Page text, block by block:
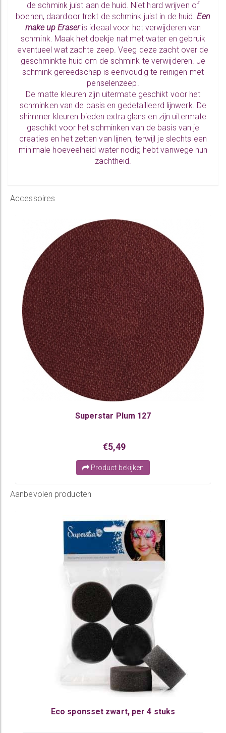
de schmink juist aan de huid. Niet hard wrijven of
boenen, daardoor trekt de schmink juist in de huid.Een
make up Eraseris ideaal voor het verwijderen van
schmink. Maak het doekje nat met water en gebruik
eventueel wat zachte zeep. Veeg deze zacht over de
geschminkte huid om de schmink te verwijderen. Je
schmink gereedschap is eenvoudig te reinigen met
penselenzeep.
De matte kleuren zijn uitermate geschikt voor het
schminken van de basis en gedetailleerd lijnwerk. De
shimmer kleuren bieden extra glans en zijn uitermate
geschikt voor het schminken van de basis van je
creaties en het zetten van lijnen, terwijl je slechts een
minimale hoeveelheid water nodig hebt vanwege hun
zachtheid.
Accessoires
Superstar Plum 127
€5,49
Product bekijken
Aanbevolen producten
Eco sponsset zwart, per 4 stuks